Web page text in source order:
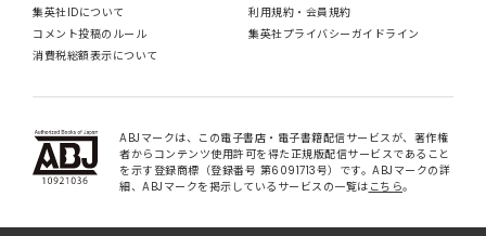
集英社IDについて
利用規約・会員規約
コメント投稿のルール
集英社プライバシーガイドライン
消費税総額表示について
ABJマークは、この電子書店・電子書籍配信サービスが、著作権
者からコンテンツ使用許可を得た正規版配信サービスであること
を示す登録商標（登録番号 第6091713号）です。ABJマークの詳
細、ABJマークを掲示しているサービスの一覧は こちら。